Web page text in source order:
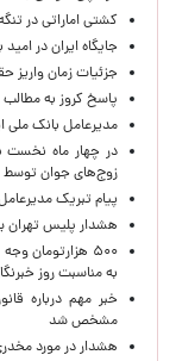
کشتی اماراتی در
جایگاه ایران در
جزئیات زمان واریز
پاسخ کروز به
مدیرعامل بانک ملی
زوج‌های جوان توسط
پیام تبریک
هشدار پلیس تهران
به مناسبت روز
خبر مهم درباره
مشخص شد
هشدار در مورد